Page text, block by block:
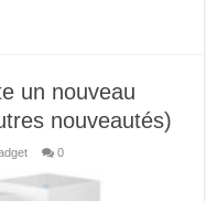
un nouveau
nouveautés)
0